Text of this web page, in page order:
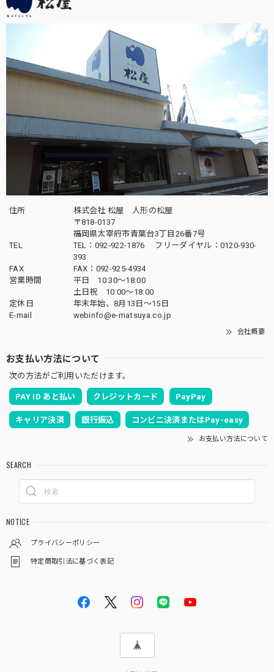
ます。素敵なお節句をお迎えください。何かお
気付きの点がござましたら、何なりとお申し付
けください。どうぞ宜しくお願い申し上げま
す。
2025/04/16
飾りたい場所にぴったりのサイズでとても素敵な五月人形が
届きました。子供も興味津々でとても嬉しいです。配送も丁
寧に梱包されてあったので安心できました。ありがとうござ
いました。
この度は当店をご利用頂き、誠に有難うござい
ます。素材にもこだわりを持って製作しており
ます。何かお気付きの点がござましたら、何な
りとお申し付けください。どうぞ宜しくお願い
申し上げます。
2025/04/06
雛人形に続いて五月人形をお願いしました！ 立派で大満足
です。ありがとうございます！
いつも当店をご利用頂き、誠に有難うございま
がござましたら、何なりとお申し付けくださ
い。どうぞ宜しくお願い申し上げます。
2025/04/03
娘の節句のときに同じシリーズのお雛様を購入し、家族みん
なとても気に入っており毎年飾るのを楽しみにしているの
た。 マンション住まいなのでコンパクトに収納できて、か
つカジュアルすぎない所が有り難いです。 夫が福岡出身なの
住所
株式会社 松屋 人形の松屋
〒818-0137
福岡県太宰府市青葉台3丁目26番7号
TEL
TEL：092-922-1876 フリーダイヤル：0120-930-
393
FAX
FAX：092-925-4934
営業時間
平日 10:30～18:00
土日祝 10:00～18:00
定休日
年末年始、8月13日〜15日
E-mail
webinfo@e-matsuya.co.jp
会社概要
お支払い方法について
次の方法がご利用いただけます。
PAY ID あと払い クレジットカード PayPay
キャリア決済 銀行振込 コンビニ決済またはPay-easy
お支払い方法について
SEARCH
NOTICE
プライバシーポリシー
特定商取引法に基づく表記